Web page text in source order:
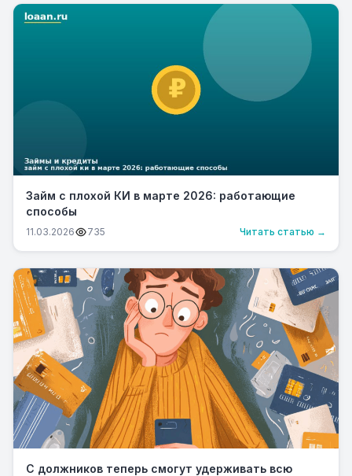
Займ с плохой КИ в марте 2026: работающие
способы
11.03.2026 735 Читать статью →
С должников теперь смогут удерживать всю